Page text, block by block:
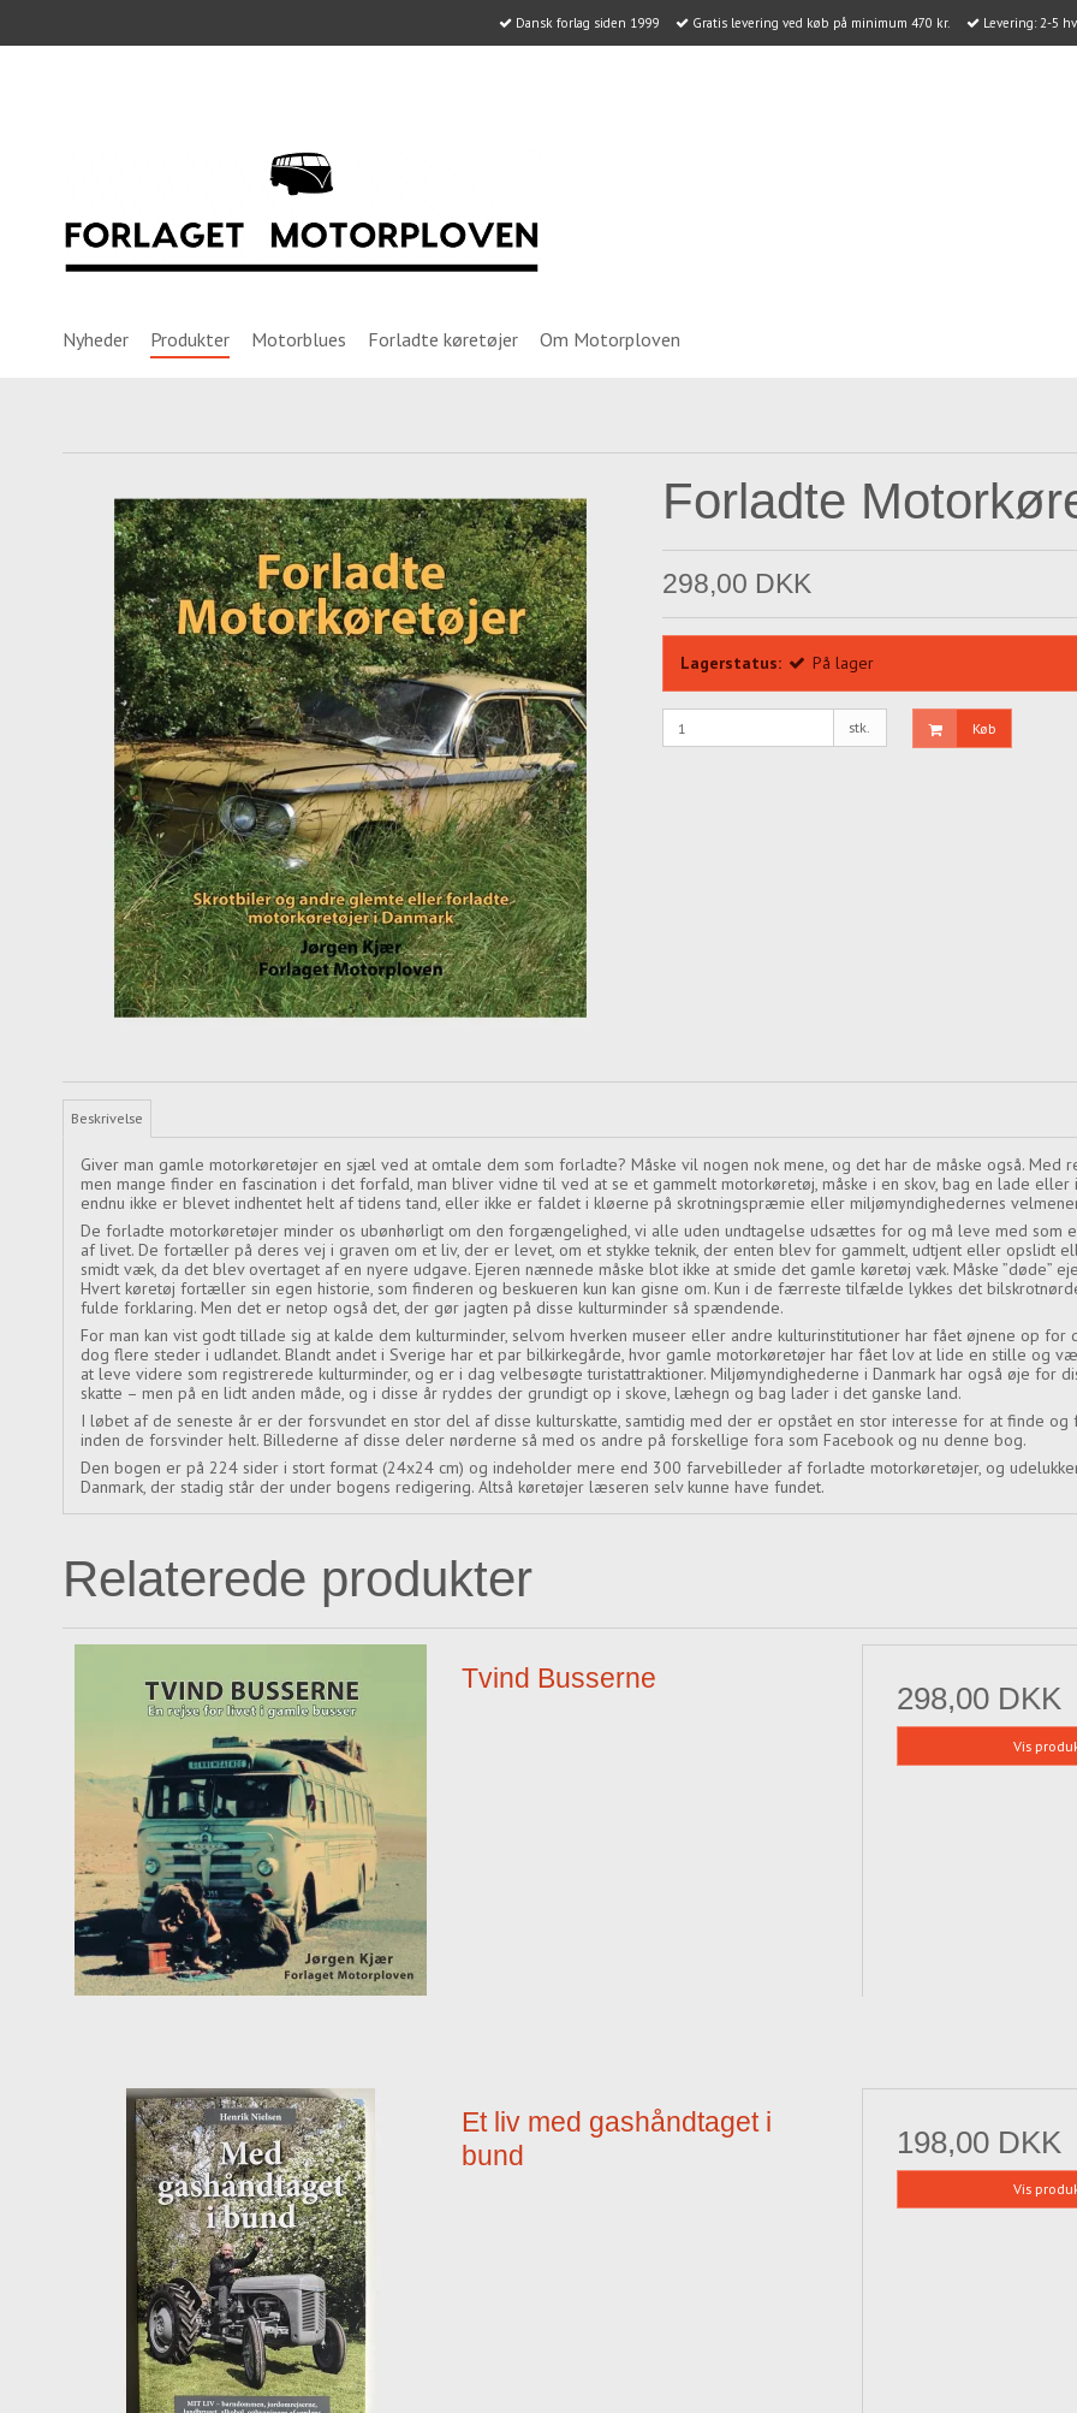
Dansk forlag siden 1999 Gratis levering ved køb på minimum 470 kr. Levering: 2-5
Nyheder Produkter Motorblues Forladte køretøjer Om Motorploven
Forladte
298,00 DKK
Lagerstatus: På lager
stk. Køb
Beskrivelse
Giver man gamle motorkøretøjer en sjæl ved at omtale dem som forladte? Måske vil nogen nok mene, og det har de måske også. Med
men mange finder en fascination i det forfald, man bliver vidne til ved at se et gammelt motorkøretøj, måske i en skov, bag en lade eller
endnu ikke er blevet indhentet helt af tidens tand, eller ikke er faldet i kløerne på skrotningspræmie eller miljømyndighedernes
De forladte motorkøretøjer minder os ubønhørligt om den forgængelighed, vi alle uden undtagelse udsættes for og må leve med som
af livet. De fortæller på deres vej i graven om et liv, der er levet, om et stykke teknik, der enten blev for gammelt, udtjent eller opslidt
smidt væk, da det blev overtaget af en nyere udgave. Ejeren nænnede måske blot ikke at smide det gamle køretøj væk. Måske ”døde”
Hvert køretøj fortæller sin egen historie, som finderen og beskueren kun kan gisne om. Kun i de færreste tilfælde lykkes det
fulde forklaring. Men det er netop også det, der gør jagten på disse kulturminder så spændende.
For man kan vist godt tillade sig at kalde dem kulturminder, selvom hverken museer eller andre kulturinstitutioner har fået øjnene op for
dog flere steder i udlandet. Blandt andet i Sverige har et par bilkirkegårde, hvor gamle motorkøretøjer har fået lov at lide en stille og
at leve videre som registrerede kulturminder, og er i dag velbesøgte turistattraktioner. Miljømyndighederne i Danmark har også øje for
skatte – men på en lidt anden måde, og i disse år ryddes der grundigt op i skove, læhegn og bag lader i det ganske land.
I løbet af de seneste år er der forsvundet en stor del af disse kulturskatte, samtidig med der er opstået en stor interesse for at finde og
inden de forsvinder helt. Billederne af disse deler nørderne så med os andre på forskellige fora som Facebook og nu denne bog.
Den bogen er på 224 sider i stort format (24x24 cm) og indeholder mere end 300 farvebilleder af forladte motorkøretøjer, og
Danmark, der stadig står der under bogens redigering. Altså køretøjer læseren selv kunne have fundet.
Relaterede produkter
Tvind Busserne
298,00 DKK
Vis
Et liv med gashåndtaget i
bund
198,00 DKK
Vis